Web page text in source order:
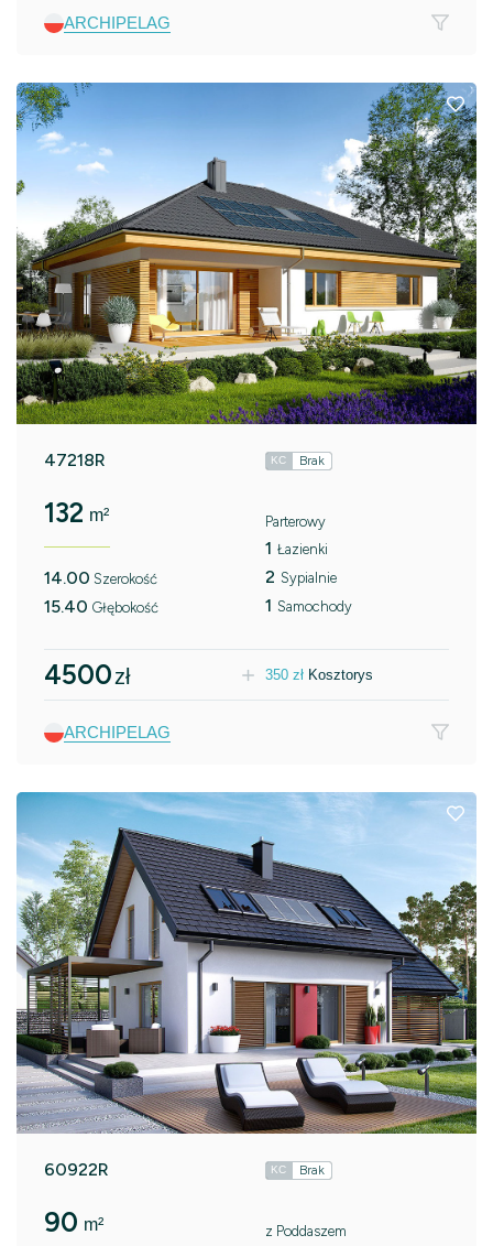
ARCHIPELAG
47218R KC Brak
132 m²
14.00 Szerokość
15.40 Głębokość
Parterowy
1 Łazienki
2 Sypialnie
1 Samochody
4500zł 350 zł Kosztorys
ARCHIPELAG
60922R KC Brak
90 m² z Poddaszem